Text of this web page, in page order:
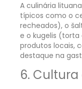
A culinária
típicos como o
recheados), o
e o kugelis (torta
produtos locais,
destaque na
6.